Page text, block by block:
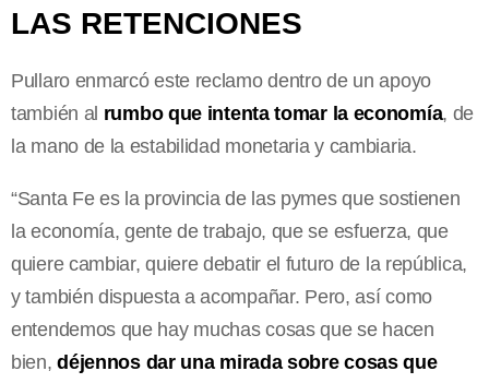
LAS RETENCIONES
Pullaro enmarcó este reclamo dentro de un apoyo
también al rumbo que intenta tomar la economía, de
la mano de la estabilidad monetaria y cambiaria.
“Santa Fe es la provincia de las pymes que sostienen
la economía, gente de trabajo, que se esfuerza, que
quiere cambiar, quiere debatir el futuro de la república,
y también dispuesta a acompañar. Pero, así como
entendemos que hay muchas cosas que se hacen
bien,déjennos dar una mirada sobre cosas que